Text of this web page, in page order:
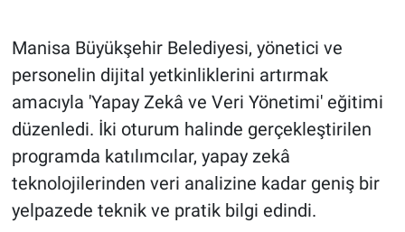
Manisa Büyükşehir Belediyesi, yönetici ve
personelin dijital yetkinliklerini artırmak
amacıyla 'Yapay Zekâ ve Veri Yönetimi' eğitimi
düzenledi. İki oturum halinde gerçekleştirilen
programda katılımcılar, yapay zekâ
teknolojilerinden veri analizine kadar geniş bir
yelpazede teknik ve pratik bilgi edindi.